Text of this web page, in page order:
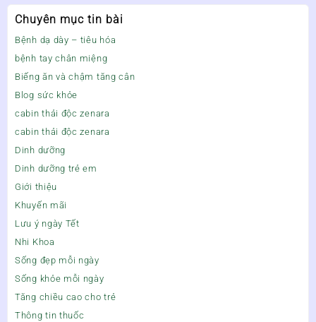
Chuyên mục tin bài
Bệnh dạ dày – tiêu hóa
bệnh tay chân miệng
Biếng ăn và chậm tăng cân
Blog sức khỏe
cabin thải độc zenara
cabin thải độc zenara
Dinh dưỡng
Dinh dưỡng trẻ em
Giới thiệu
Khuyến mãi
Lưu ý ngày Tết
Nhi Khoa
Sống đẹp mỗi ngày
Sống khỏe mỗi ngày
Tăng chiều cao cho trẻ
Thông tin thuốc